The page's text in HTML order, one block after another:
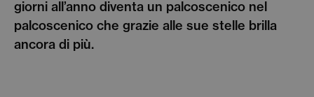
giorni all’anno diventa un palcoscenico nel
palcoscenico che grazie alle sue stelle brilla
ancora di più.